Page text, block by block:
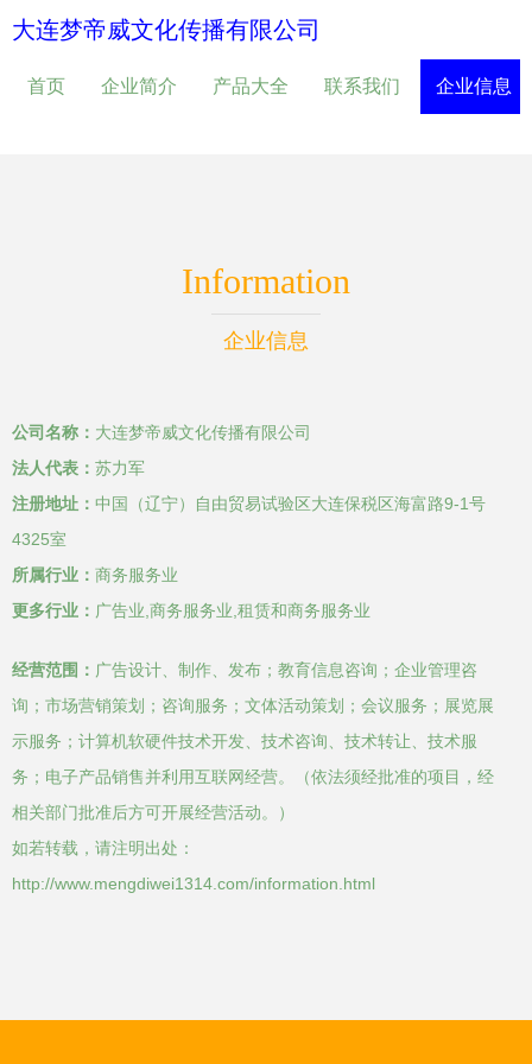
大连梦帝威文化传播有限公司
首页 企业简介 产品大全 联系我们 企业信息
Information
企业信息
公司名称： 大连梦帝威文化传播有限公司
法人代表： 苏力军
注册地址： 中国（辽宁）自由贸易试验区大连保税区海富路9-1号
4325室
所属行业： 商务服务业
更多行业： 广告业,商务服务业,租赁和商务服务业
经营范围： 广告设计、制作、发布；教育信息咨询；企业管理咨
询；市场营销策划；咨询服务；文体活动策划；会议服务；展览展
示服务；计算机软硬件技术开发、技术咨询、技术转让、技术服
务；电子产品销售并利用互联网经营。（依法须经批准的项目，经
相关部门批准后方可开展经营活动。）
如若转载，请注明出处：
http://www.mengdiwei1314.com/information.html